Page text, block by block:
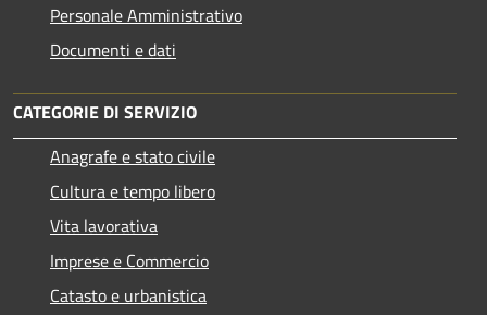
Personale Amministrativo
Documenti e dati
CATEGORIE DI SERVIZIO
Anagrafe e stato civile
Cultura e tempo libero
Vita lavorativa
Imprese e Commercio
Catasto e urbanistica